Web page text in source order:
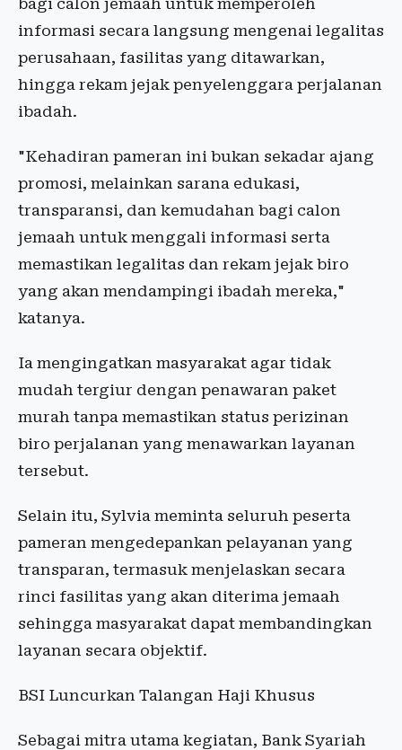
bagi calon jemaah untuk memperoleh
informasi secara langsung mengenai legalitas
perusahaan, fasilitas yang ditawarkan,
hingga rekam jejak penyelenggara perjalanan
ibadah.
"Kehadiran pameran ini bukan sekadar ajang
promosi, melainkan sarana edukasi,
transparansi, dan kemudahan bagi calon
jemaah untuk menggali informasi serta
memastikan legalitas dan rekam jejak biro
yang akan mendampingi ibadah mereka,"
katanya.
Ia mengingatkan masyarakat agar tidak
mudah tergiur dengan penawaran paket
murah tanpa memastikan status perizinan
biro perjalanan yang menawarkan layanan
tersebut.
Selain itu, Sylvia meminta seluruh peserta
pameran mengedepankan pelayanan yang
transparan, termasuk menjelaskan secara
rinci fasilitas yang akan diterima jemaah
sehingga masyarakat dapat membandingkan
layanan secara objektif.
BSI Luncurkan Talangan Haji Khusus
Sebagai mitra utama kegiatan, Bank Syariah